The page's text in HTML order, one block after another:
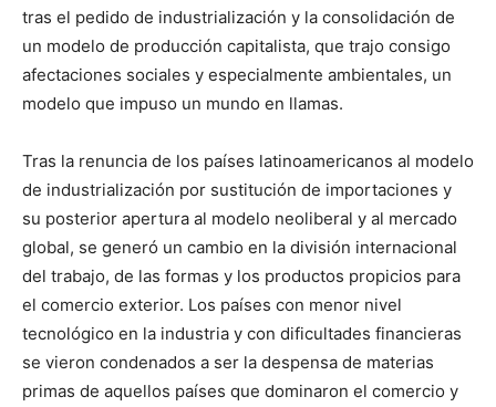
tras el pedido de industrialización y la consolidación de
un modelo de producción capitalista, que trajo consigo
afectaciones sociales y especialmente ambientales, un
modelo que impuso un mundo en llamas.
Tras la renuncia de los países latinoamericanos al modelo
de industrialización por sustitución de importaciones y
su posterior apertura al modelo neoliberal y al mercado
global, se generó un cambio en la división internacional
del trabajo, de las formas y los productos propicios para
el comercio exterior. Los países con menor nivel
tecnológico en la industria y con dificultades financieras
se vieron condenados a ser la despensa de materias
primas de aquellos países que dominaron el comercio y